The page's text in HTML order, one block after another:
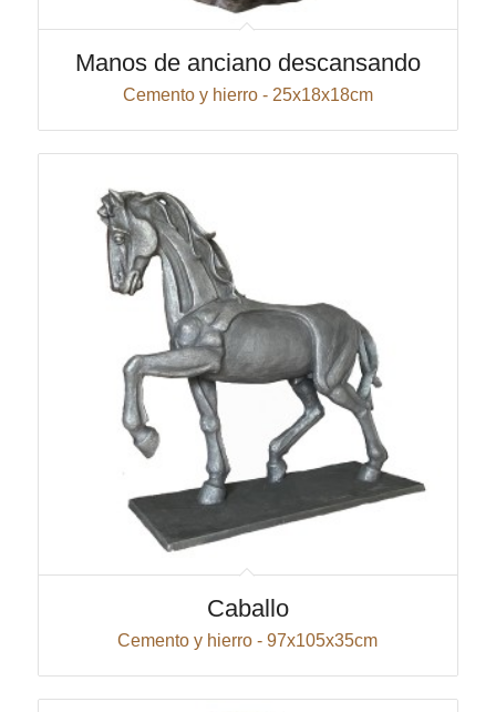
Manos de anciano descansando
Cemento y hierro - 25x18x18cm
Caballo
Cemento y hierro - 97x105x35cm